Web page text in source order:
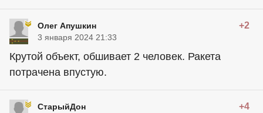
Олег Апушкин +2
3 января 2024 21:33
Крутой объект, обшивает 2 человек. Ракета
потрачена впустую.
СтарыйДон +4